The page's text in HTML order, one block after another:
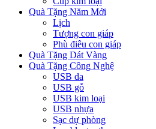
Quà Tặng Năm Mới
Lịch
Tượng con giáp
Phù điêu con giáp
Quà Tặng Dát Vàng
Quà Tặng Công Nghệ
USB da
USB gỗ
USB kim loại
USB nhựa
Sạc dự phòng